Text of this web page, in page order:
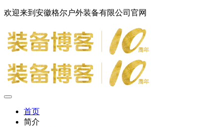
欢迎来到安徽格尔户外装备有限公司官网
首页
简介